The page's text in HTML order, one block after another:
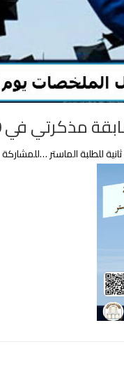
90 ثانية للطلبة الماستر